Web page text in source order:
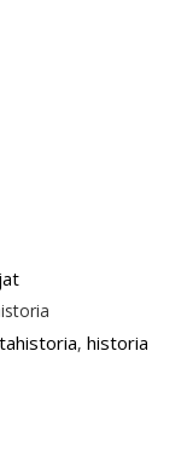
, historia